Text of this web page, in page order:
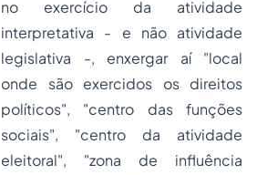
no exercício da atividade
interpretativa - e não atividade
legislativa -, enxergar aí "local
onde são exercidos os direitos
políticos", "centro das funções
sociais", "centro da atividade
eleitoral", "zona de influência